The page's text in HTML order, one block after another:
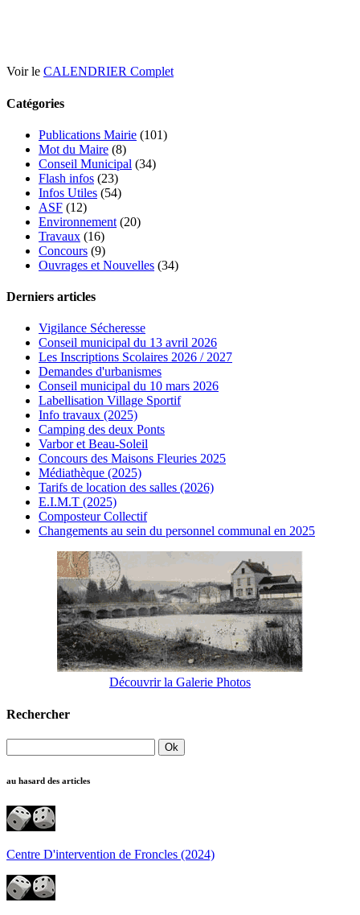
Voir le CALENDRIER Complet
Catégories
Publications Mairie (101)
Mot du Maire (8)
Conseil Municipal (34)
Flash infos (23)
Infos Utiles (54)
ASF (12)
Environnement (20)
Travaux (16)
Concours (9)
Ouvrages et Nouvelles (34)
Derniers articles
Vigilance Sécheresse
Conseil municipal du 13 avril 2026
Les Inscriptions Scolaires 2026 / 2027
Demandes d'urbanismes
Conseil municipal du 10 mars 2026
Labellisation Village Sportif
Info travaux (2025)
Camping des deux Ponts
Varbor et Beau-Soleil
Concours des Maisons Fleuries 2025
Médiathèque (2025)
Tarifs de location des salles (2026)
E.I.M.T (2025)
Composteur Collectif
Changements au sein du personnel communal en 2025
Découvrir la Galerie Photos
Rechercher
au hasard des articles
Centre D'intervention de Froncles (2024)